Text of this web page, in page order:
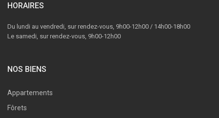
HORAIRES
Du lundi au vendredi, sur rendez-vous, 9h00-12h00 / 14h00-18h00
Le samedi, sur rendez-vous, 9h00-12h00
NOS BIENS
Appartements
Fôrets